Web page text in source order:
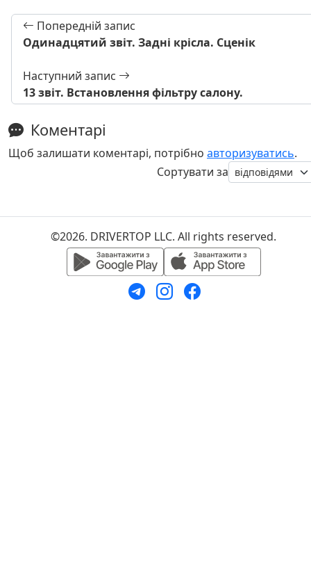
Попередній запис
Одинадцятий звіт. Задні крісла. Сценік
Наступний запис
13 звіт. Встановлення фільтру салону.
Коментарі
Щоб залишати коментарі, потрібно авторизуватись.
Сортувати за
©2026. DRIVERTOP LLC. All rights reserved.